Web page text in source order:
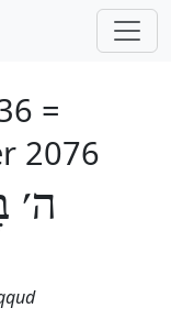
=
2076
ה׳